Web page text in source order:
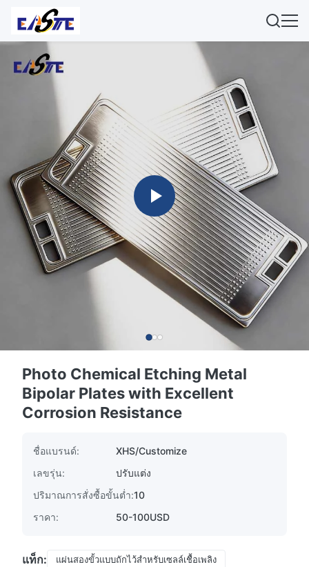
Photo Chemical Etching Metal
Bipolar Plates with Excellent
Corrosion Resistance
ชื่อแบรนด์:
XHS/Customize
เลขรุ่น:
ปรับแต่ง
ปริมาณการสั่งซื้อขั้นต่ำ:10
ราคา:
50-100USD
แท็ก:
แผ่นสองขั้วแบบถักไว้สําหรับเซลล์เชื้อเพลิง